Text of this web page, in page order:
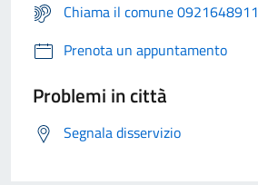
Chiama il comune 0921648911
Prenota un appuntamento
Problemi in città
Segnala disservizio